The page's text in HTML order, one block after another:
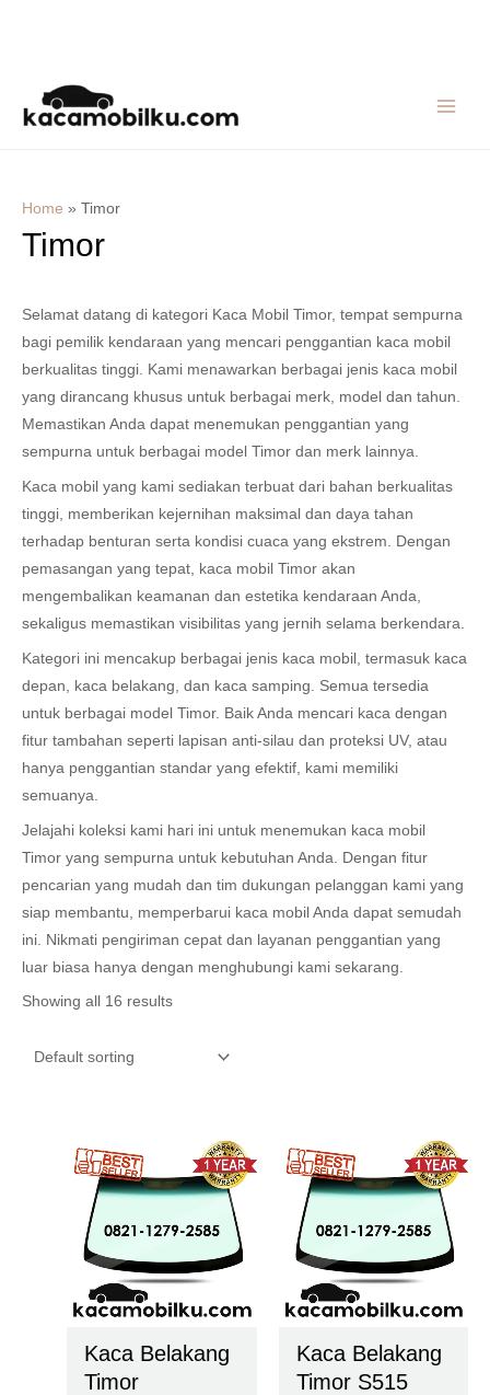
content
Home » Timor
Timor
Selamat datang di kategori Kaca Mobil Timor, tempat sempurna
bagi pemilik kendaraan yang mencari penggantian kaca mobil
berkualitas tinggi. Kami menawarkan berbagai jenis kaca mobil
yang dirancang khusus untuk berbagai merk, model dan tahun.
Memastikan Anda dapat menemukan penggantian yang
sempurna untuk berbagai model Timor dan merk lainnya.
Kaca mobil yang kami sediakan terbuat dari bahan berkualitas
tinggi, memberikan kejernihan maksimal dan daya tahan
terhadap benturan serta kondisi cuaca yang ekstrem. Dengan
pemasangan yang tepat, kaca mobil Timor akan
mengembalikan keamanan dan estetika kendaraan Anda,
sekaligus memastikan visibilitas yang jernih selama berkendara.
Kategori ini mencakup berbagai jenis kaca mobil, termasuk kaca
depan, kaca belakang, dan kaca samping. Semua tersedia
untuk berbagai model Timor. Baik Anda mencari kaca dengan
fitur tambahan seperti lapisan anti-silau dan proteksi UV, atau
hanya penggantian standar yang efektif, kami memiliki
semuanya.
Jelajahi koleksi kami hari ini untuk menemukan kaca mobil
Timor yang sempurna untuk kebutuhan Anda. Dengan fitur
pencarian yang mudah dan tim dukungan pelanggan kami yang
siap membantu, memperbarui kaca mobil Anda dapat semudah
ini. Nikmati pengiriman cepat dan layanan penggantian yang
luar biasa hanya dengan menghubungi kami sekarang.
Showing all 16 results
Kaca Belakang
Timor
Kaca Belakang
Timor S515